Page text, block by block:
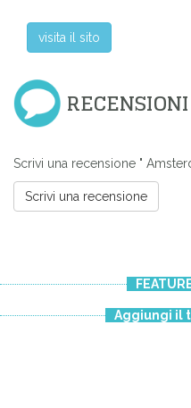
visita il sito
RECENSIONI
Scrivi una recensione "
Scrivi una recensione
Aggiungi il